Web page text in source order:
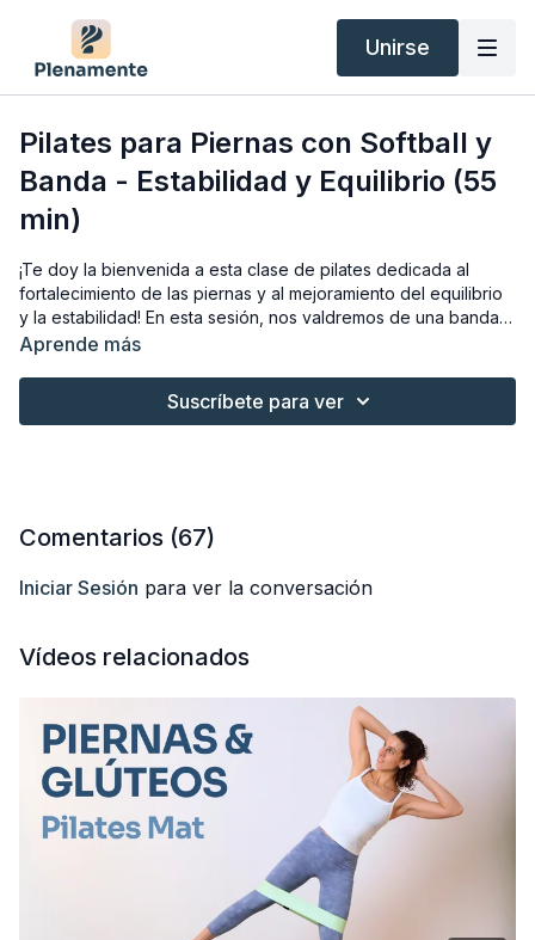
Unirse
Pilates para Piernas con Softball y
Banda - Estabilidad y Equilibrio (55
min)
¡Te doy la bienvenida a esta clase de pilates dedicada al
fortalecimiento de las piernas y al mejoramiento del equilibrio
y la estabilidad! En esta sesión, nos valdremos de una banda
de resistencia, una pelota pequeña (soft ball) y un bloque
incorpora ejercicios con una mayor complejidad en su
sin utilizar material adicional y ajustando los ejercicios según
tus necesidades.
Espero que disfruten de esta sesión. Déjenme un comentario
Anabel
Aprende más
Suscríbete para ver
Comentarios (67)
Iniciar Sesión para ver la conversación
Vídeos relacionados